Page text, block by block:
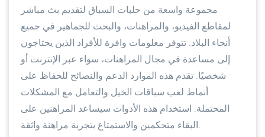
مجموعة واسعة من حلبات السباق لتقديم بث مباشر
لمقاطع الفيديو، والمراهنات، والبحث للجماهير في جميع
أنحاء البلاد. تتوفر معلومات وافرة للأفراد الذين يحتاجون
إلى مساعدة في مجال المراهنات، سواء عبر الإنترنت أو
شخصيًا. تقدم هذه الموارد الدعم والنصائح للحفاظ على
أنماط لعب سباقات الخيل والتعامل مع المشكلات
المحتملة. استخدام هذه الأدوات سيساعد المراهنين على
البقاء متحكمين والاستمتاع بتجربة مراهنة واثقة.